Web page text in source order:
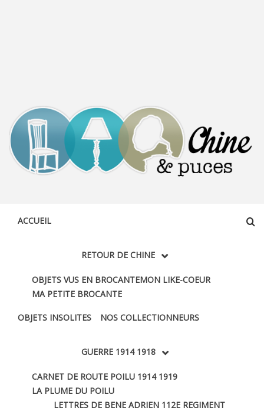
ACCUEIL
RETOUR DE CHINE
OBJETS VUS EN BROCANTEMON LIKE-COEUR
MA PETITE BROCANTE
OBJETS INSOLITES NOS COLLECTIONNEURS
GUERRE 1914 1918
CARNET DE ROUTE POILU 1914 1919
LA PLUME DU POILU
LETTRES DE BENE ADRIEN 112E REGIMENT